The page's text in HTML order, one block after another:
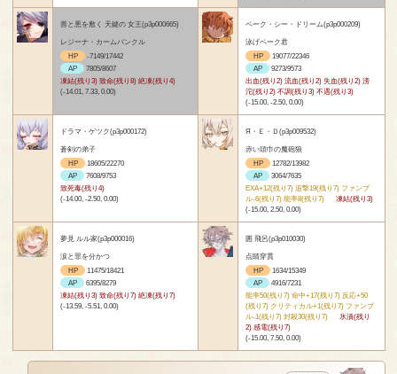
善と悪を敷く 天鍵の 女王(p3p000665)
レジーナ・カームバンクル
HP
-7149/17442
AP
7805/8607
凍結(残り3) 致命(残り8) 絶凍(残り4)
(-14.01, 7.33, 0.00)
ベーク・シー・ドリーム(p3p000209)
泳げベーク君
HP
19077/22346
AP
9273/9573
出血(残り2) 流血(残り2) 失血(残り2) 滂
沱(残り2) 不調(残り3) 不遇(残り3)
(-15.00, -2.50, 0.00)
ドラマ・ゲツク(p3p000172)
蒼剣の弟子
HP
18605/22270
AP
7608/9753
致死毒(残り4)
(-14.00, -2.50, 0.00)
Я・Ｅ・Ｄ(p3p009532)
赤い頭巾の魔砲狼
HP
12782/13982
AP
3064/7635
EXA+12(残り7) 追撃19(残り7) ファンブ
ル-6(残り7) 能率8(残り7)
凍結(残り3)
(-15.00, 2.50, 0.00)
夢見 ルル家(p3p000016)
涙と罪を分かつ
HP
11475/18421
AP
6395/8279
凍結(残り3) 致命(残り7) 絶凍(残り7)
(-13.59, -5.51, 0.00)
囲 飛呂(p3p010030)
点睛穿貫
HP
1634/15349
AP
4916/7231
能率50(残り7) 命中+17(残り7) 反応+50
(残り7) クリティカル+1(残り7) ファンブ
ル-1(残り7) 封殺30(残り7)
氷漬(残り
2) 感電(残り7)
(-15.00, 7.50, 0.00)